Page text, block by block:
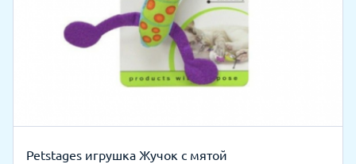
Petstages игрушка Жучок с мятой